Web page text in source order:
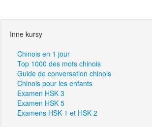
Inne kursy
Chinois en 1 jour
Top 1000 des mots chinois
Guide de conversation chinois
Chinois pour les enfants
Examen HSK 3
Examen HSK 5
Examens HSK 1 et HSK 2